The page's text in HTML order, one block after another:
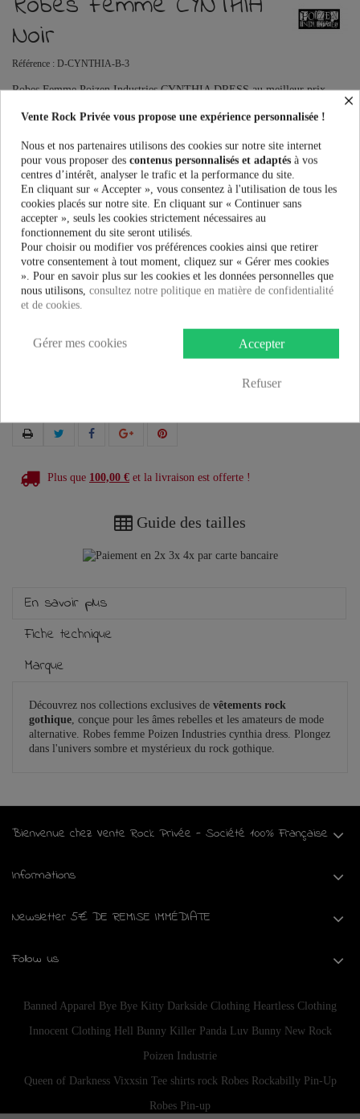
Noir
Référence : D-CYNTHIA-B-3
Robes Femme Poizen Industries CYNTHIA DRESS au meilleur prix.
Rétro, Glamour, Gothique, Punk, Lolita, Kawaii et bien plus encore...
Ce produit n'est plus en stock
PRÉVENEZ-MOI LORSQUE LE PRODUIT EST DISPONIBLE
Taille:
Couleur:
Plus que 100,00 € et la livraison est offerte !
Guide des tailles
En savoir plus
Fiche technique
Marque
Découvrez nos collections exclusives de vêtements rock
gothique, conçue pour les âmes rebelles et les amateurs de mode
alternative. Robes femme Poizen Industries cynthia dress. Plongez
dans l'univers sombre et mystérieux du rock gothique.
Bienvenue chez Vente Rock Privée - Société 100% Française
Informations
Newsletter 5€ DE REMISE IMMÉDIATE
Follow us
Banned Apparel Bye Bye Kitty Darkside Clothing Heartless Clothing
Innocent Clothing Hell Bunny Killer Panda Luv Bunny New Rock
Poizen Industrie
Queen of Darkness Vixxsin Tee shirts rock Robes Rockabilly Pin-Up
Robes Pin-up
×
Vente Rock Privée vous propose une expérience personnalisée !
Nous et nos partenaires utilisons des cookies sur notre site internet
pour vous proposer des contenus personnalisés et adaptés à vos
centres d’intérêt, analyser le trafic et la performance du site.
En cliquant sur « Accepter », vous consentez à l'utilisation de tous les
cookies placés sur notre site. En cliquant sur « Continuer sans
accepter », seuls les cookies strictement nécessaires au
fonctionnement du site seront utilisés.
Pour choisir ou modifier vos préférences cookies ainsi que retirer
votre consentement à tout moment, cliquez sur « Gérer mes cookies
». Pour en savoir plus sur les cookies et les données personnelles que
nous utilisons, consultez notre politique en matière de confidentialité
et de cookies.
Accepter
Refuser
Gérer mes cookies